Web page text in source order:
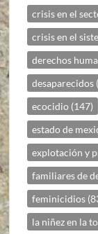
crisis en el
crisis en el
derechos
desaparecidos
ecocidio (147)
estado de
explotación y
familiares de
feminicidios
la niñez en la